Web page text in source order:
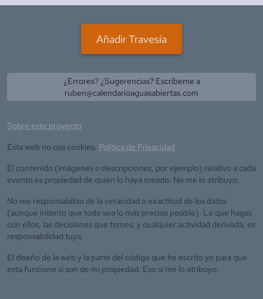
Añadir Travesía
¿Errores? ¿Sugerencias? Escríbeme a
ruben@calendarioaguasabiertas.com
Sobre este proyecto
Esta web no usa cookies. Política de Privacidad
El contenido (imágenes o descripciones, por ejemplo) relativo a cada
evento es propiedad de quien lo haya creado. No me lo atribuyo.
No me responsabilizo de la veracidad o exactitud de los datos
(aunque intento que todo sea lo más preciso posible). Lo que hagas
con ellos, las decisiones que tomes, y cualquier actividad derivada, es
responsabilidad tuya.
El diseño de la web y la parte del código que he escrito yo para que
esta funcione sí son de mi propiedad. Eso sí me lo atribuyo.